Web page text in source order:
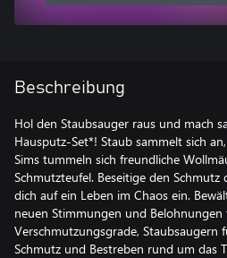
Beschreibung
Hol den Staubsauger raus und mach
Hausputz-Set*! Staub sammelt sich
Sims tummeln sich freundliche
Schmutzteufel. Beseitige den
dich auf ein Leben im Chaos ein.
neuen Stimmungen und Belohnungen
Verschmutzungsgrade, Staubsaugern
Schmutz und Bestreben rund um das